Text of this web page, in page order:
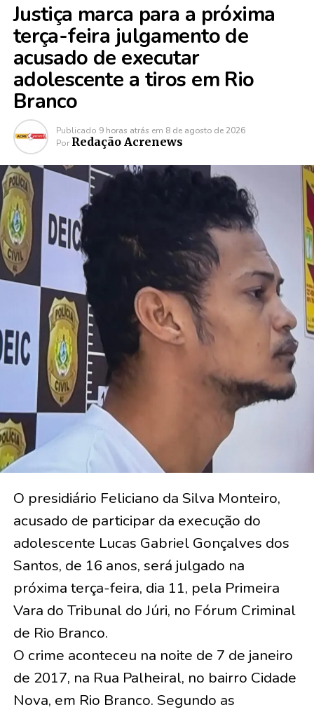
Justiça marca para a próxima
terça-feira julgamento de
acusado de executar
adolescente a tiros em Rio
Branco
Publicado 9 horas atrás em 8 de agosto de 2026
Por Redação Acrenews
O presidiário Feliciano da Silva Monteiro,
acusado de participar da execução do
adolescente Lucas Gabriel Gonçalves dos
Santos, de 16 anos, será julgado na
próxima terça-feira, dia 11, pela Primeira
Vara do Tribunal do Júri, no Fórum Criminal
de Rio Branco.
O crime aconteceu na noite de 7 de janeiro
de 2017, na Rua Palheiral, no bairro Cidade
Nova, em Rio Branco. Segundo as